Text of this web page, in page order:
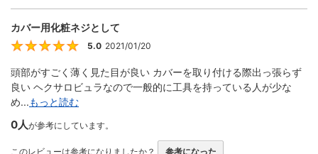
カバー用化粧ネジとして
5
5.0 2021/01/20
頭部がすごく薄く見た目が良い カバーを取り付ける際出っ張らず
良い ヘクサロビュラなので一般的に工具を持っている人が少な
め...もっと読む
0人が参考にしています。
このレビューは参考になりましたか？ 参考になった